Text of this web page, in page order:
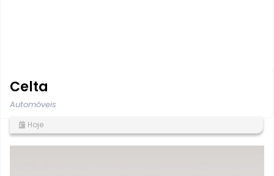
Celta
Automóveis
Hoje